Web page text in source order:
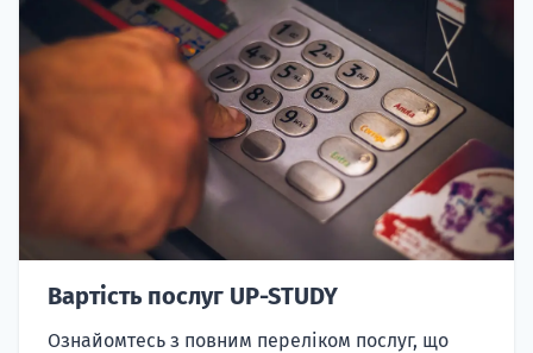
Вартість послуг UP-STUDY
Ознайомтесь з повним переліком послуг, що